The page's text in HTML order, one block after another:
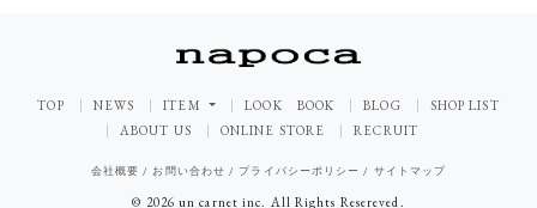
TOP NEWS ITEM LOOK BOOK BLOG
SHOP LIST
ABOUT US
ONLINE STORE RECRUIT
会社概要 /お問い合わせ / プライバシーポリシー / サイトマップ
© 2026 un carnet inc. All Rights Resereved.